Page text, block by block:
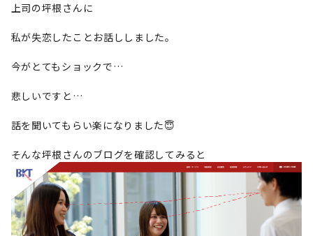
上司の坪根さんに
私が失恋したことお話ししました。
今がとてもショックで…
悲しいですと…
話を聞いてもらい楽になりました😇
そんな坪根さんのブログを確認してみると